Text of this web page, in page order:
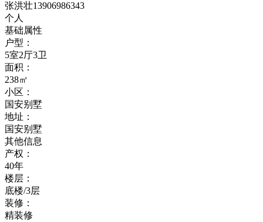
张洪壮13906986343
个人
基础属性
户型：
5室2厅3卫
面积：
238㎡
小区：
国安别墅
地址：
国安别墅
其他信息
产权：
40年
楼层：
底楼/3层
装修：
精装修